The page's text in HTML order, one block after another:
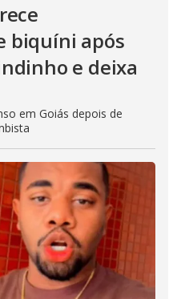
biquíni após
e deixa
em Goiás depois de